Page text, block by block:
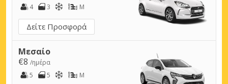
4
3 M
Δείτε Προσφορά
Μεσαίο
€8 /ημέρα
5
5 M